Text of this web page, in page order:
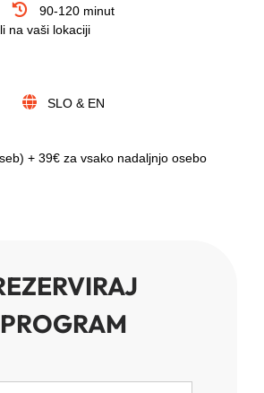
90-120 minut
na vaši lokaciji
SLO & EN
+ 39€ za vsako nadaljnjo osebo
PROGRAM